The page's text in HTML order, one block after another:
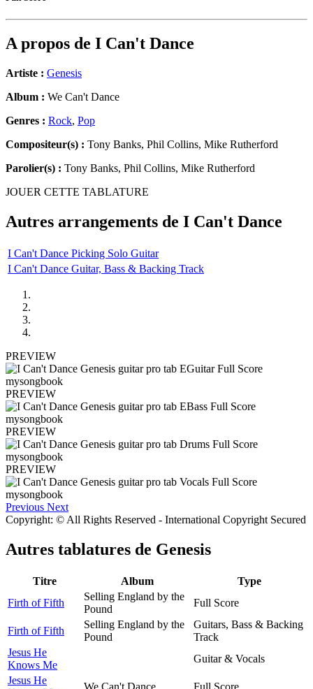
A propos de I Can't Dance
Artiste : Genesis
Album : We Can't Dance
Genres : Rock, Pop
Compositeur(s) : Tony Banks, Phil Collins, Mike Rutherford
Parolier(s) : Tony Banks, Phil Collins, Mike Rutherford
JOUER CETTE TABLATURE
Autres arrangements de I Can't Dance
I Can't Dance Picking Solo Guitar
I Can't Dance Guitar, Bass & Backing Track
PREVIEW
PREVIEW
PREVIEW
PREVIEW
Previous Next
Copyright: © All Rights Reserved - International Copyright Secured
Autres tablatures de Genesis
Titre Album
Type
Firth of Fifth
Selling England by the
Pound
Full Score
Firth of Fifth
Selling England by the
Pound
Guitars, Bass & Backing
Track
Jesus He
Knows Me
Guitar & Vocals
Jesus He
We Can't Dance
Full Score